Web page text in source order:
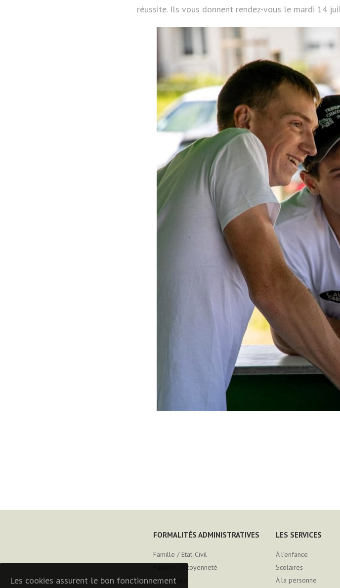
réussite. Ils vous donnent rendez-vous le mardi 14
FORMALITÉS ADMINISTRATIVES
Famille / Etat-Civil
Papiers / Citoyenneté
Automobile
LES SERVICES
À l’enfance
Scolaires
À la personne
Les cookies assurent le bon fonctionnement